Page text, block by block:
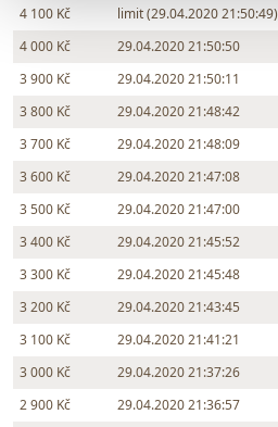
4 100 Kč
limit (29.04.2020 21:50:49)
4 000 Kč
29.04.2020 21:50:50
3 900 Kč
29.04.2020 21:50:11
3 800 Kč
29.04.2020 21:48:42
3 700 Kč
29.04.2020 21:48:09
3 600 Kč
29.04.2020 21:47:08
3 500 Kč
29.04.2020 21:47:00
3 400 Kč
29.04.2020 21:45:52
3 300 Kč
29.04.2020 21:45:48
3 200 Kč
29.04.2020 21:43:45
3 100 Kč
29.04.2020 21:41:21
3 000 Kč
29.04.2020 21:37:26
2 900 Kč
29.04.2020 21:36:57